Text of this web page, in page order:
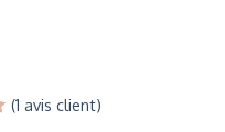
(1 avis client)